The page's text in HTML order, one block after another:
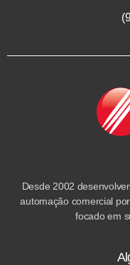
Desde 2002
automação comercial
focado em